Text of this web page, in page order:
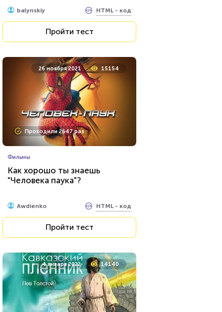
balynskiy HTML - код
Пройти тест
26 ноября 2021 15154
Проходили 2647 раз
Фильмы
Как хорошо ты знаешь
"Человека паука"?
Awdienko HTML - код
Пройти тест
4 января 2022 14140